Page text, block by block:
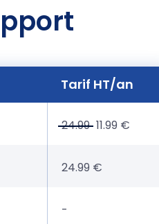
Tarif HT/an
24.99 11.99 €
24.99 €
-